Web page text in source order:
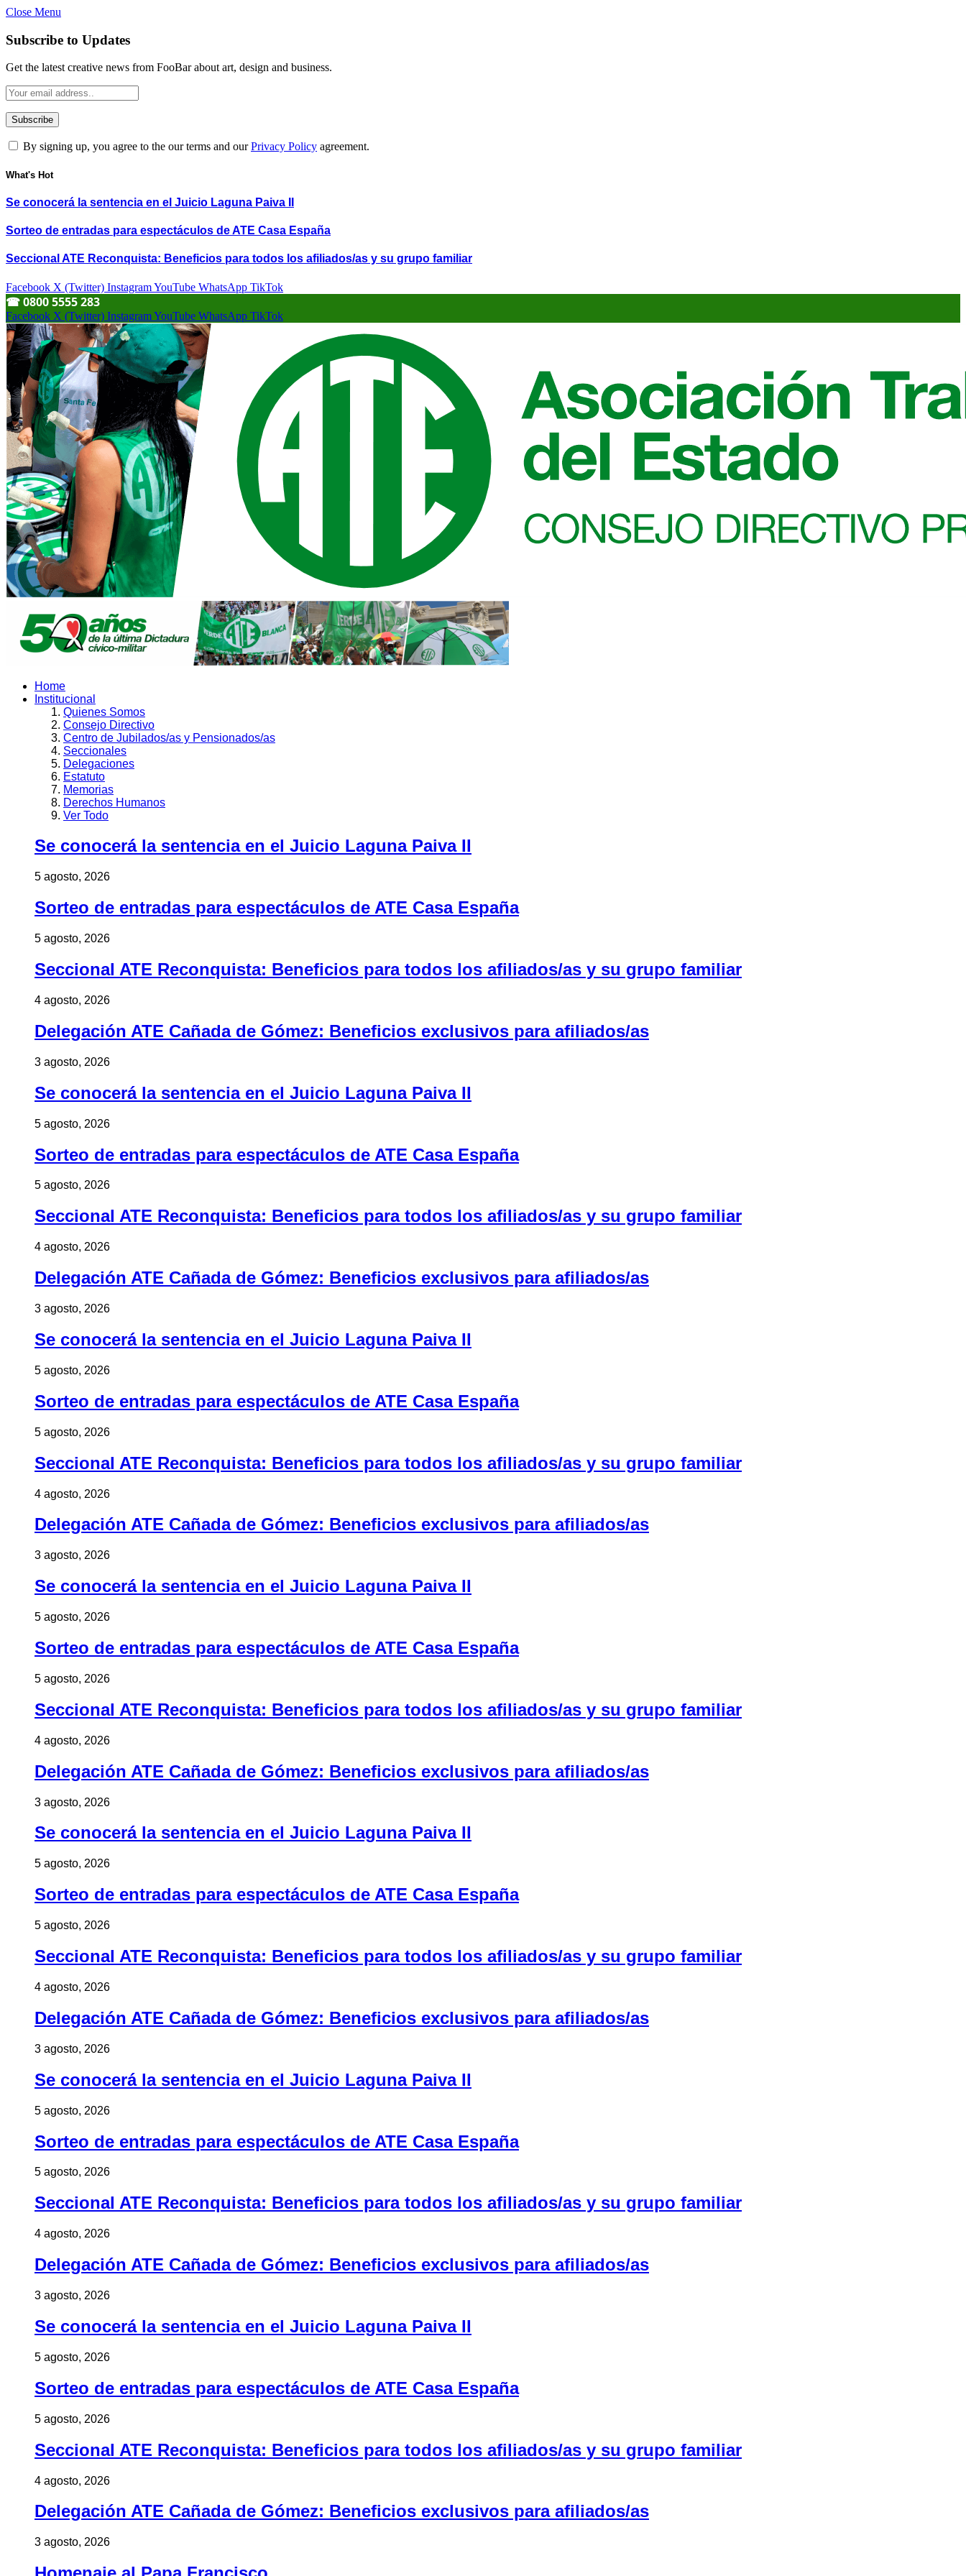
Close Menu
Subscribe to Updates
Get the latest creative news from FooBar about art, design and business.
By signing up, you agree to the our terms and ourPrivacy Policy agreement.
What's Hot
Se conocerá la sentencia en el Juicio Laguna Paiva II
Sorteo de entradas para espectáculos de ATE Casa España
Seccional ATE Reconquista: Beneficios para todos los afiliados/as y su grupo familiar
Facebook X (Twitter) InstagramYouTube WhatsApp TikTok
☎︎ 0800 5555 283
Facebook X (Twitter) InstagramYouTube WhatsApp TikTok
Home
Institucional
Quienes Somos
Consejo Directivo
Centro de Jubilados/as y Pensionados/as
Seccionales
Delegaciones
Estatuto
Memorias
Derechos Humanos
Ver Todo
Se conocerá la sentencia en el Juicio Laguna Paiva II
5 agosto, 2026
Sorteo de entradas para espectáculos de ATE Casa España
5 agosto, 2026
Seccional ATE Reconquista: Beneficios para todos los afiliados/as y su grupo familiar
4 agosto, 2026
Delegación ATE Cañada de Gómez: Beneficios exclusivos para afiliados/as
3 agosto, 2026
Se conocerá la sentencia en el Juicio Laguna Paiva II
5 agosto, 2026
Sorteo de entradas para espectáculos de ATE Casa España
5 agosto, 2026
Seccional ATE Reconquista: Beneficios para todos los afiliados/as y su grupo familiar
4 agosto, 2026
Delegación ATE Cañada de Gómez: Beneficios exclusivos para afiliados/as
3 agosto, 2026
Se conocerá la sentencia en el Juicio Laguna Paiva II
5 agosto, 2026
Sorteo de entradas para espectáculos de ATE Casa España
5 agosto, 2026
Seccional ATE Reconquista: Beneficios para todos los afiliados/as y su grupo familiar
4 agosto, 2026
Delegación ATE Cañada de Gómez: Beneficios exclusivos para afiliados/as
3 agosto, 2026
Se conocerá la sentencia en el Juicio Laguna Paiva II
5 agosto, 2026
Sorteo de entradas para espectáculos de ATE Casa España
5 agosto, 2026
Seccional ATE Reconquista: Beneficios para todos los afiliados/as y su grupo familiar
4 agosto, 2026
Delegación ATE Cañada de Gómez: Beneficios exclusivos para afiliados/as
3 agosto, 2026
Se conocerá la sentencia en el Juicio Laguna Paiva II
5 agosto, 2026
Sorteo de entradas para espectáculos de ATE Casa España
5 agosto, 2026
Seccional ATE Reconquista: Beneficios para todos los afiliados/as y su grupo familiar
4 agosto, 2026
Delegación ATE Cañada de Gómez: Beneficios exclusivos para afiliados/as
3 agosto, 2026
Se conocerá la sentencia en el Juicio Laguna Paiva II
5 agosto, 2026
Sorteo de entradas para espectáculos de ATE Casa España
5 agosto, 2026
Seccional ATE Reconquista: Beneficios para todos los afiliados/as y su grupo familiar
4 agosto, 2026
Delegación ATE Cañada de Gómez: Beneficios exclusivos para afiliados/as
3 agosto, 2026
Se conocerá la sentencia en el Juicio Laguna Paiva II
5 agosto, 2026
Sorteo de entradas para espectáculos de ATE Casa España
5 agosto, 2026
Seccional ATE Reconquista: Beneficios para todos los afiliados/as y su grupo familiar
4 agosto, 2026
Delegación ATE Cañada de Gómez: Beneficios exclusivos para afiliados/as
3 agosto, 2026